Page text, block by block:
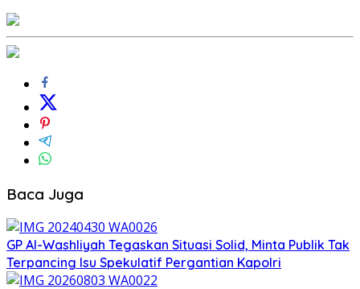
Baca Juga
GP Al-Washliyah Tegaskan Situasi Solid, Minta Publik Tak
Terpancing Isu Spekulatif Pergantian Kapolri